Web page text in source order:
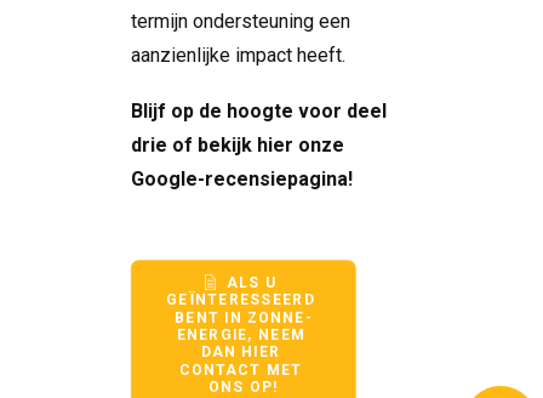
termijn ondersteuning een
aanzienlijke impact heeft.
Blijf op de hoogte voor deel
drie of bekijk hier onze
Google-recensiepagina!
ALS U
GEÏNTERESSEERD
BENT IN ZONNE-
ENERGIE, NEEM
DAN HIER
CONTACT MET
ONS OP!